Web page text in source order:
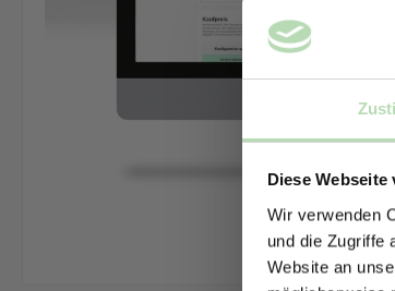
Diese
Wir verwenden
und die Zugriffe
Website an